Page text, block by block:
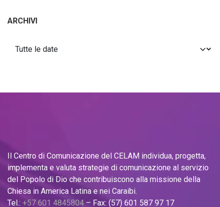
ARCHIVI
Il Centro di Comunicazione del CELAM individua, progetta,
implementa e valuta strategie di comunicazione al servizio
del Popolo di Dio che contribuiscono alla missione della
Chiesa in America Latina e nei Caraibi.
Tel.: +57 601 4845804 – Fax: (57) 601 587 97 17